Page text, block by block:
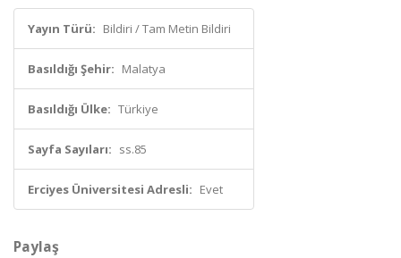
Yayın Türü: Bildiri / Tam Metin Bildiri
Basıldığı Şehir: Malatya
Basıldığı Ülke: Türkiye
Sayfa Sayıları: ss.85
Erciyes Üniversitesi Adresli: Evet
Paylaş